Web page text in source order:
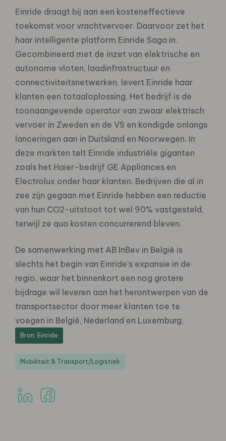
Einride draagt bij aan een kosteneffectieve
toekomst voor vrachtvervoer. Daarvoor zet het
haar intelligente platform Einride Saga in.
Gecombineerd met de inzet van elektrische en
autonome vloten, laadinfrastructuur en
connectiviteitsnetwerken, levert Einride haar
klanten een totaaloplossing. Het bedrijf is de
toonaangevende operator van zwaar elektrisch
vervoer in Zweden en de VS en kondigde onlangs
lanceringen aan in Duitsland en Noorwegen. In
deze markten telt Einride industriële giganten
zoals het Haier-bedrijf GE Appliances en
Electrolux onder haar klanten. Bedrijven die al in
zee zijn gegaan met Einride hebben een reductie
van hun CO2-uitstoot tot wel 90% vastgesteld,
terwijl ze qua kosten concurrerend bleven.
De samenwerking met AB InBev in België is
slechts het begin van Einride’s expansie in de
regio, waar het binnenkort een nog grotere
bijdrage wil leveren aan het herontwerpen van de
transportsector door meer klanten toe te
voegen in België, Nederland en Luxemburg.
Bron: Einride
Mobiliteit & Transport/Logistiek